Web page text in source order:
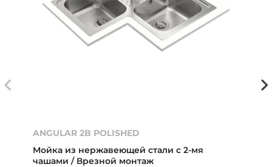
ANGULAR 2B POLISHED
Мойка из нержавеющей стали с 2-мя
чашами / Врезной монтаж